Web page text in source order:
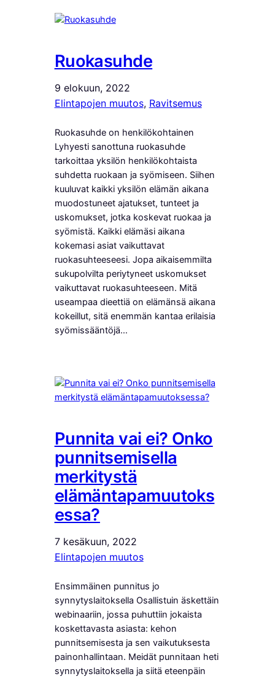
Ruokasuhde
9 elokuun, 2022
Elintapojen muutos, Ravitsemus
Ruokasuhde on henkilökohtainen
Lyhyesti sanottuna ruokasuhde
tarkoittaa yksilön henkilökohtaista
suhdetta ruokaan ja syömiseen. Siihen
kuuluvat kaikki yksilön elämän aikana
muodostuneet ajatukset, tunteet ja
uskomukset, jotka koskevat ruokaa ja
syömistä. Kaikki elämäsi aikana
kokemasi asiat vaikuttavat
ruokasuhteeseesi. Jopa aikaisemmilta
sukupolvilta periytyneet uskomukset
vaikuttavat ruokasuhteeseen. Mitä
useampaa dieettiä on elämänsä aikana
kokeillut, sitä enemmän kantaa erilaisia
syömissääntöjä…
Punnita vai ei? Onko
punnitsemisella
merkitystä
elämäntapamuutoks
essa?
7 kesäkuun, 2022
Elintapojen muutos
Ensimmäinen punnitus jo
synnytyslaitoksella Osallistuin äskettäin
webinaariin, jossa puhuttiin jokaista
koskettavasta asiasta: kehon
punnitsemisesta ja sen vaikutuksesta
painonhallintaan. Meidät punnitaan heti
synnytyslaitoksella ja siitä eteenpäin